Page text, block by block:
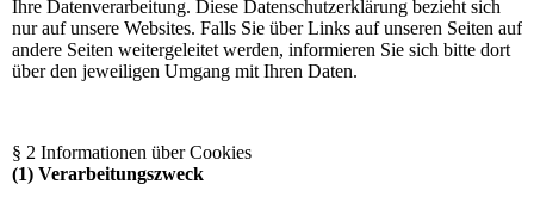
Ihre Datenverarbeitung. Diese Datenschutzerklärung bezieht sich
nur auf unsere Websites. Falls Sie über Links auf unseren Seiten auf
andere Seiten weitergeleitet werden, informieren Sie sich bitte dort
über den jeweiligen Umgang mit Ihren Daten.
§ 2 Informationen über Cookies
(1) Verarbeitungszweck